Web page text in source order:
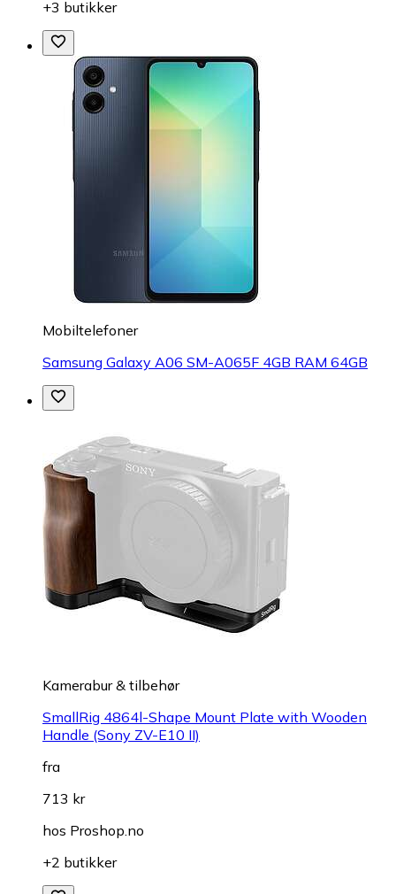
+3 butikker
Mobiltelefoner
Samsung Galaxy A06 SM-A065F 4GB RAM 64GB
Kamerabur & tilbehør
SmallRig 4864l-Shape Mount Plate with Wooden
Handle (Sony ZV-E10 II)
fra
713 kr
hos Proshop.no
+2 butikker